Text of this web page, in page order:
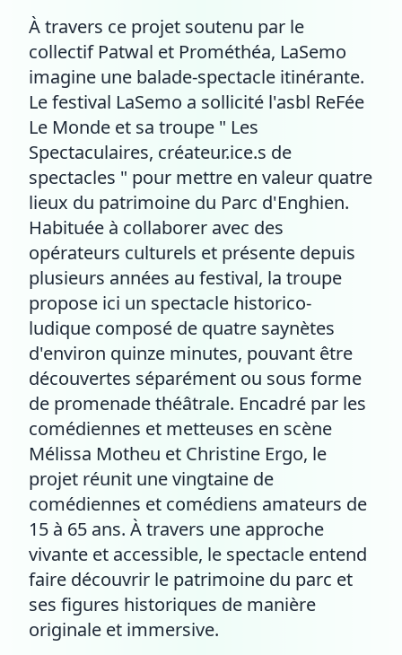
À travers ce projet soutenu par le
collectif Patwal et Prométhéa, LaSemo
imagine une balade-spectacle itinérante.
Le festival LaSemo a sollicité l'asbl ReFée
Le Monde et sa troupe " Les
Spectaculaires, créateur.ice.s de
spectacles " pour mettre en valeur quatre
lieux du patrimoine du Parc d'Enghien.
Habituée à collaborer avec des
opérateurs culturels et présente depuis
plusieurs années au festival, la troupe
propose ici un spectacle historico-
ludique composé de quatre saynètes
d'environ quinze minutes, pouvant être
découvertes séparément ou sous forme
de promenade théâtrale. Encadré par les
comédiennes et metteuses en scène
Mélissa Motheu et Christine Ergo, le
projet réunit une vingtaine de
comédiennes et comédiens amateurs de
15 à 65 ans. À travers une approche
vivante et accessible, le spectacle entend
faire découvrir le patrimoine du parc et
ses figures historiques de manière
originale et immersive.